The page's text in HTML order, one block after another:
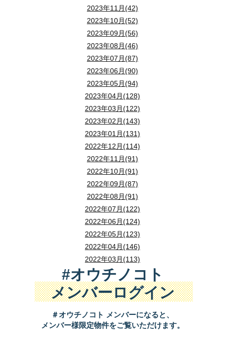
2023年11月(42)
2023年10月(52)
2023年09月(56)
2023年08月(46)
2023年07月(87)
2023年06月(90)
2023年05月(94)
2023年04月(128)
2023年03月(122)
2023年02月(143)
2023年01月(131)
2022年12月(114)
2022年11月(91)
2022年10月(91)
2022年09月(87)
2022年08月(91)
2022年07月(122)
2022年06月(124)
2022年05月(123)
2022年04月(146)
2022年03月(113)
#オウチノコト
メンバーログイン
＃オウチノコト メンバーになると、
メンバー様限定物件をご覧いただけます。